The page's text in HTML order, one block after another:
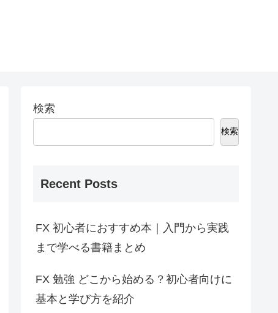
検索
検索
Recent Posts
FX 初心者におすすめ本｜入門から実践
まで学べる書籍まとめ
FX 勉強 どこから始める？初心者向けに
基本と学び方を紹介